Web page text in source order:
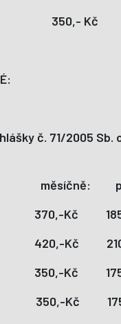
350,- Kč
č. 71/2005
370,-Kč
420,-Kč
350,-Kč
350,-Kč